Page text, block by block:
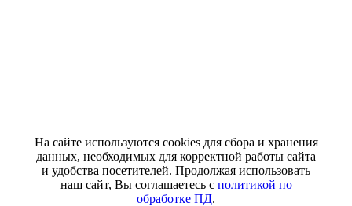
На сайте используются cookies для сбора и хранения
данных, необходимых для корректной работы сайта
и удобства посетителей. Продолжая использовать
наш сайт, Вы соглашаетесь с политикой по
обработке ПД.